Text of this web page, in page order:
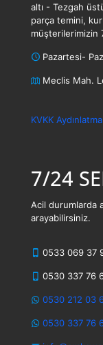
altı - Tezgah
parça temini,
müşterilerimizin
Pazartesi-
Meclis Mah.
KVKK
7/24
Acil durumlarda
arayabilirsiniz.
0533 069 37
0530 337 76
0530 212 03
0530 337 76